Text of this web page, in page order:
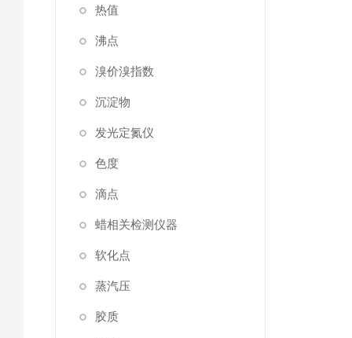
热值
沸点
溴价溴指数
沉淀物
发光定氮仪
色度
滴点
蜡相关检测仪器
软化点
蒸汽压
胶质